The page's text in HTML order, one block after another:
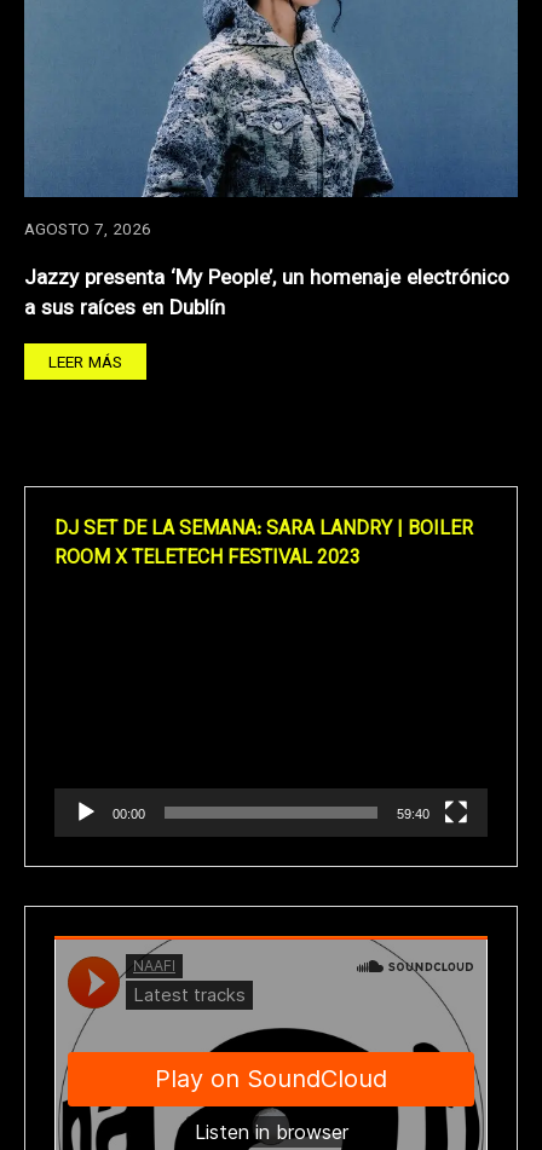
AGOSTO 7, 2026
Jazzy presenta ‘My People’, un homenaje electrónico
a sus raíces en Dublín
LEER MÁS
DJ SET DE LA SEMANA: SARA LANDRY | BOILER
ROOM X TELETECH FESTIVAL 2023
00:00 59:40